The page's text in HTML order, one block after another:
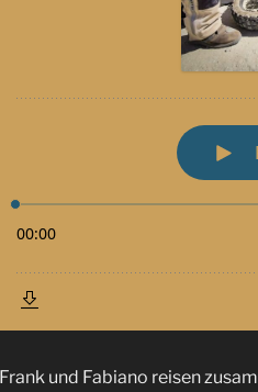
Frank und Fabiano reisen